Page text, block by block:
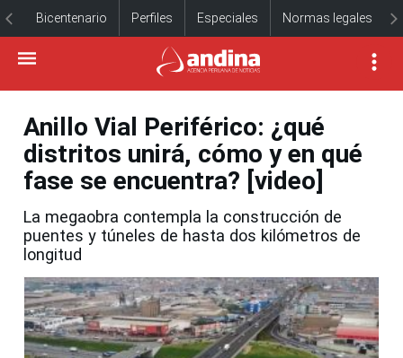
Bicentenario Perfiles Especiales Normas legales
Anillo Vial Periférico: ¿qué
distritos unirá, cómo y en qué
fase se encuentra? [video]
La megaobra contempla la construcción de
puentes y túneles de hasta dos kilómetros de
longitud